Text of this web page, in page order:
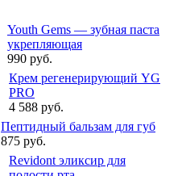
Youth Gems — зубная паста
укрепляющая
990 руб.
Крем регенерирующий YG
PRO
4 588 руб.
Пептидный бальзам для губ
875 руб.
Revidont эликсир для